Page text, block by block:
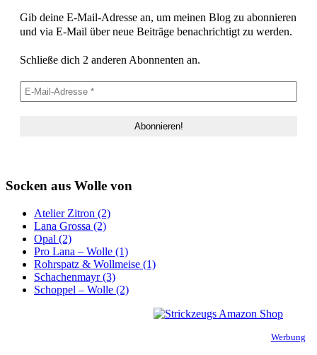
Gib deine E-Mail-Adresse an, um meinen Blog zu abonnieren
und via E-Mail über neue Beiträge benachrichtigt zu werden.
Schließe dich 2 anderen Abonnenten an.
Socken aus Wolle von
Atelier Zitron (2)
Lana Grossa (2)
Opal (2)
Pro Lana – Wolle (1)
Rohrspatz & Wollmeise (1)
Schachenmayr (3)
Schoppel – Wolle (2)
Werbung